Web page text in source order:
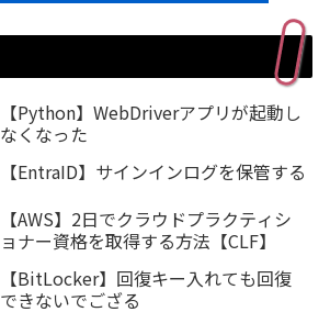
【Python】WebDriverアプリが起動し
なくなった
【EntraID】サインインログを保管する
【AWS】2日でクラウドプラクティシ
ョナー資格を取得する方法【CLF】
【BitLocker】回復キー入れても回復
できないでござる